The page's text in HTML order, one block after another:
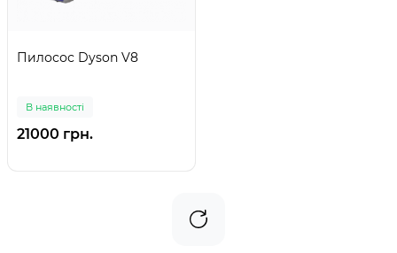
Пилосос Dyson V8
В наявності
21000 грн.